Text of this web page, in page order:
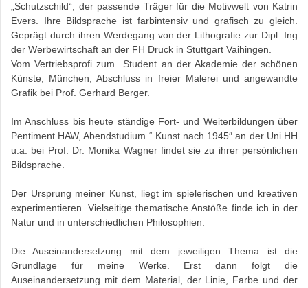
„Schutzschild“, der passende Träger für die Motivwelt von Katrin
Evers. Ihre Bildsprache ist farbintensiv und grafisch zu gleich.
Geprägt durch ihren Werdegang von der Lithografie zur Dipl. Ing
der Werbewirtschaft an der FH Druck in Stuttgart Vaihingen.
Vom Vertriebsprofi zum Student an der Akademie der schönen
Künste, München, Abschluss in freier Malerei und angewandte
Grafik bei Prof. Gerhard Berger.
Im Anschluss bis heute ständige Fort- und Weiterbildungen über
Pentiment HAW, Abendstudium “ Kunst nach 1945″ an der Uni HH
u.a. bei Prof. Dr. Monika Wagner findet sie zu ihrer persönlichen
Bildsprache.
Der Ursprung meiner Kunst, liegt im spielerischen und kreativen
experimentieren. Vielseitige thematische Anstöße finde ich in der
Natur und in unterschiedlichen Philosophien.
Die Auseinandersetzung mit dem jeweiligen Thema ist die
Grundlage für meine Werke. Erst dann folgt die
Auseinandersetzung mit dem Material, der Linie, Farbe und der